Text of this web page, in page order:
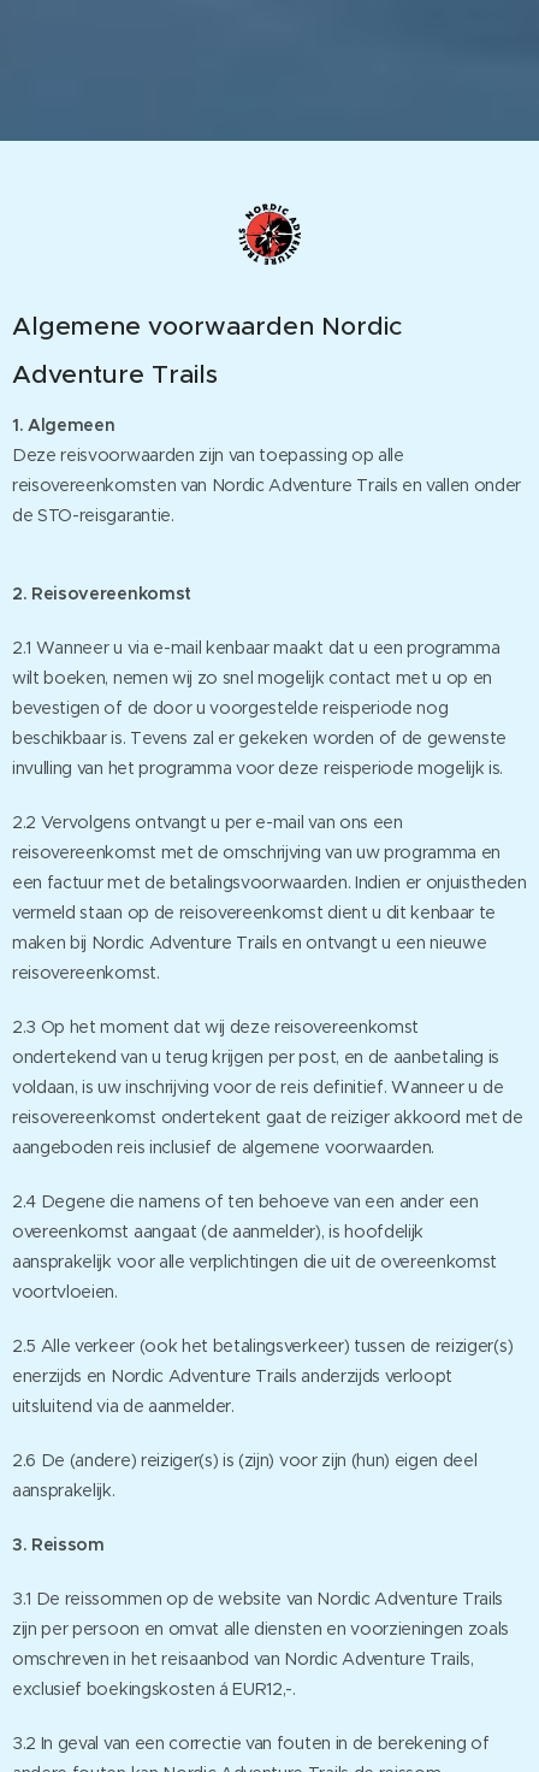
Algemene voorwaarden Nordic
Adventure Trails
1. Algemeen
Deze reisvoorwaarden zijn van toepassing op alle
reisovereenkomsten van Nordic Adventure Trails en vallen onder
de STO-reisgarantie.
2. Reisovereenkomst
2.1 Wanneer u via e-mail kenbaar maakt dat u een programma
wilt boeken, nemen wij zo snel mogelijk contact met u op en
bevestigen of de door u voorgestelde reisperiode nog
beschikbaar is. Tevens zal er gekeken worden of de gewenste
invulling van het programma voor deze reisperiode mogelijk is.
2.2 Vervolgens ontvangt u per e-mail van ons een
reisovereenkomst met de omschrijving van uw programma en
een factuur met de betalingsvoorwaarden. Indien er onjuistheden
vermeld staan op de reisovereenkomst dient u dit kenbaar te
maken bij Nordic Adventure Trails en ontvangt u een nieuwe
reisovereenkomst.
2.3 Op het moment dat wij deze reisovereenkomst
ondertekend van u terug krijgen per post, en de aanbetaling is
voldaan, is uw inschrijving voor de reis definitief. Wanneer u de
reisovereenkomst ondertekent gaat de reiziger akkoord met de
aangeboden reis inclusief de algemene voorwaarden.
2.4 Degene die namens of ten behoeve van een ander een
overeenkomst aangaat (de aanmelder), is hoofdelijk
aansprakelijk voor alle verplichtingen die uit de overeenkomst
voortvloeien.
2.5 Alle verkeer (ook het betalingsverkeer) tussen de reiziger(s)
enerzijds en Nordic Adventure Trails anderzijds verloopt
uitsluitend via de aanmelder.
2.6 De (andere) reiziger(s) is (zijn) voor zijn (hun) eigen deel
aansprakelijk.
3. Reissom
3.1 De reissommen op de website van Nordic Adventure Trails
zijn per persoon en omvat alle diensten en voorzieningen zoals
omschreven in het reisaanbod van Nordic Adventure Trails,
exclusief boekingskosten á EUR12,-.
3.2 In geval van een correctie van fouten in de berekening of